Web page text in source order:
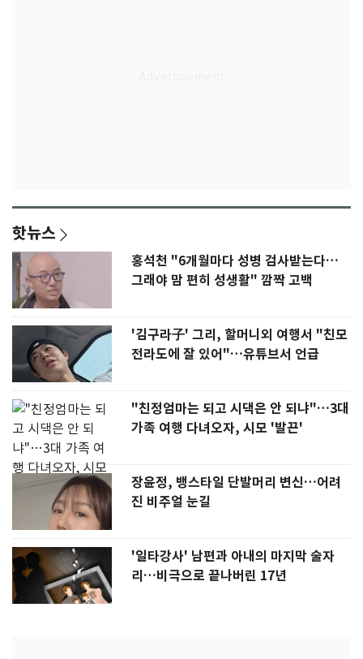
핫뉴스
홍석천 "6개월마다 성병 검사받는다…
그래야 맘 편히 성생활" 깜짝 고백
'김구라子' 그리, 할머니외 여행서 "친모
전라도에 잘 있어"…유튜브서 언급
"친정엄마는 되고 시댁은 안 되냐"…3대
가족 여행 다녀오자, 시모 '발끈'
장윤정, 뱅스타일 단발머리 변신…어려
진 비주얼 눈길
'일타강사' 남편과 아내의 마지막 술자
리…비극으로 끝나버린 17년